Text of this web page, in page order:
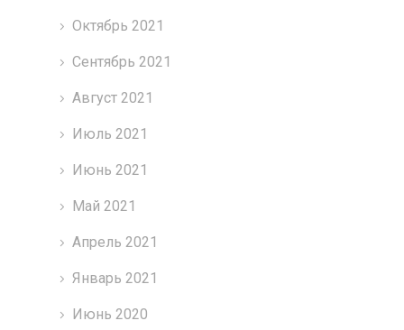
Октябрь 2021
Сентябрь 2021
Август 2021
Июль 2021
Июнь 2021
Май 2021
Апрель 2021
Январь 2021
Июнь 2020